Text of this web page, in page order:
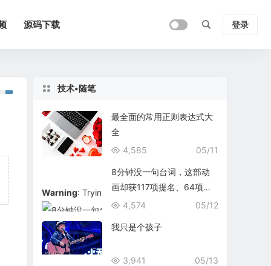
源码下载 登录
技术•随笔
最全面的常用正则表达式大
全
05/11
4,585
Warning: Trying to access array offset on false in
8分钟没一句台词，这部动
画却获117项提名、64项大
奖
05/12
4,574
我只是个孩子
05/13
3,941